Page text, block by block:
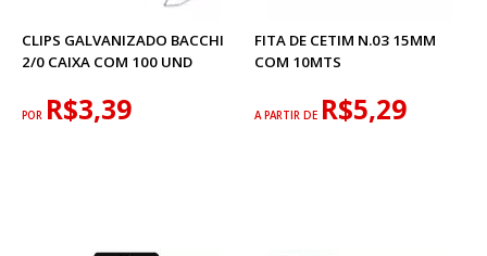
CLIPS GALVANIZADO BACCHI
2/0 CAIXA COM 100 UND
POR R$3,39
FITA DE CETIM N.03 15MM
COM 10MTS
A PARTIR DE R$5,29